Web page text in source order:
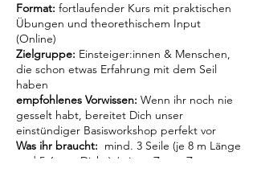
Format: fortlaufender Kurs mit praktischen
Übungen und theorethischem Input
(Online)
Zielgruppe: Einsteiger:innen & Menschen,
die schon etwas Erfahrung mit dem Seil
haben
empfohlenes Vorwissen: Wenn ihr noch nie
gesselt habt, bereitet Dich unser
einstündiger Basisworkshop perfekt vor
Was ihr braucht: mind. 3 Seile (je 8 m Länge
und 5-6 mm Dicke) / einen Zoom-Zugang